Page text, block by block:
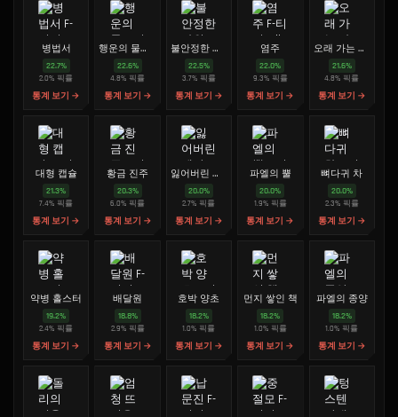
병법서
22.7%
2.0%픽률
통계 보기 →
행운의 물교기
22.6%
4.8%픽률
통계 보기 →
불안정한 가위
22.5%
3.7% 픽률
통계 보기 →
염주
22.0%
9.3% 픽률
통계 보기 →
오래 가는 사탕
21.6%
4.8%픽률
통계 보기 →
대형 캡슐
21.3%
7.4%픽률
통계 보기 →
황금 진주
20.3%
6.0%픽률
통계 보기 →
잃어버린 궤짝
20.0%
2.7%픽률
통계 보기 →
파엘의 뿔
20.0%
1.9% 픽률
통계 보기 →
뼈다귀 차
20.0%
2.3% 픽률
통계 보기 →
약병 홀스터
19.2%
2.4%픽률
통계 보기 →
배달원
18.8%
2.9% 픽률
통계 보기 →
호박 양초
18.2%
1.0%픽률
통계 보기 →
먼지 쌓인 책
18.2%
1.0% 픽률
통계 보기 →
파엘의 종양
18.2%
1.0%픽률
통계 보기 →